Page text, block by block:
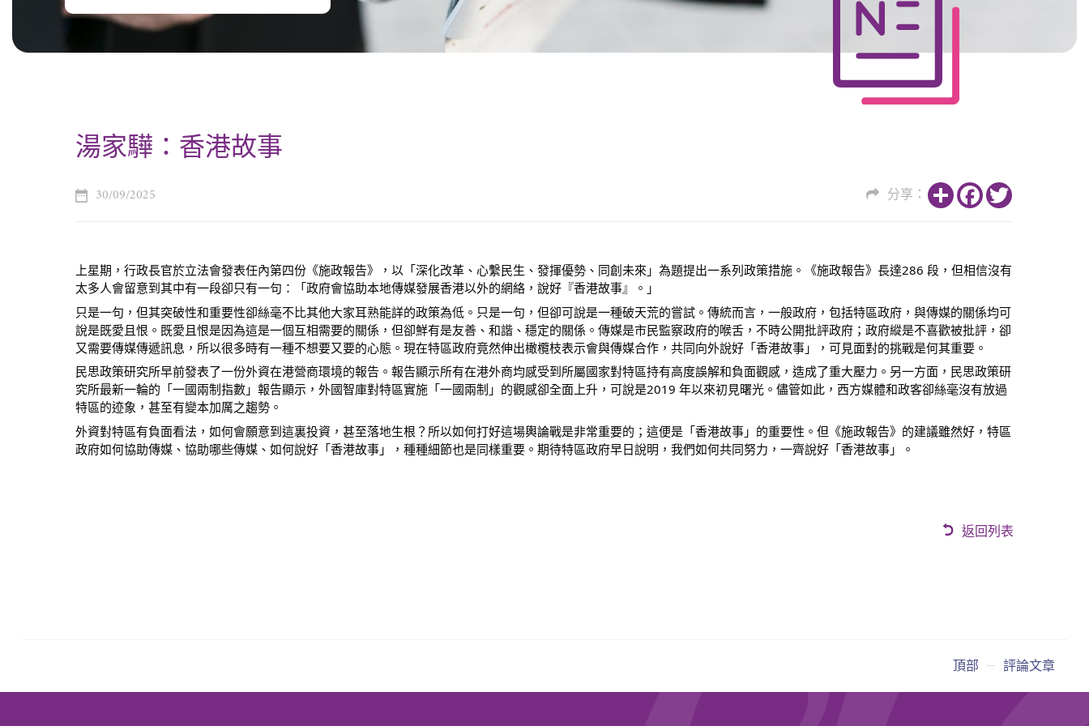
湯家驊：香港故事
30/09/2025 分享： Share Facebook
上星期，行政長官於立法會發表任內第四份《施政報告》，以「深化改革、心繫民生、發揮優勢、同創未來」為題提出一系列政策措施。《施政報告》長達286 段，但相信沒有
太多人會留意到其中有一段卻只有一句：「政府會協助本地傳媒發展香港以外的網絡，說好『香港故事』。」
只是一句，但其突破性和重要性卻絲毫不比其他大家耳熟能詳的政策為低。只是一句，但卻可說是一種破天荒的嘗試。傳統而言，一般政府，包括特區政府，與傳媒的關係均可
說是既愛且恨。既愛且恨是因為這是一個互相需要的關係，但卻鮮有是友善、和諧、穩定的關係。傳媒是市民監察政府的喉舌，不時公開批評政府；政府縱是不喜歡被批評，卻
又需要傳媒傳遞訊息，所以很多時有一種不想要又要的心態。現在特區政府竟然伸出橄欖枝表示會與傳媒合作，共同向外說好「香港故事」，可見面對的挑戰是何其重要。
民思政策研究所早前發表了一份外資在港營商環境的報告。報告顯示所有在港外商均感受到所屬國家對特區持有高度誤解和負面觀感，造成了重大壓力。另一方面，民思政策研
究所最新一輪的「一國兩制指數」報告顯示，外國智庫對特區實施「一國兩制」的觀感卻全面上升，可說是2019 年以來初見曙光。儘管如此，西方媒體和政客卻絲毫沒有放過
特區的迹象，甚至有變本加厲之趨勢。
外資對特區有負面看法，如何會願意到這裏投資，甚至落地生根？所以如何打好這場輿論戰是非常重要的；這便是「香港故事」的重要性。但《施政報告》的建議雖然好，特區
政府如何協助傳媒、協助哪些傳媒、如何說好「香港故事」，種種細節也是同樣重要。期待特區政府早日說明，我們如何共同努力，一齊說好「香港故事」。
返回列表
頂部 評論文章